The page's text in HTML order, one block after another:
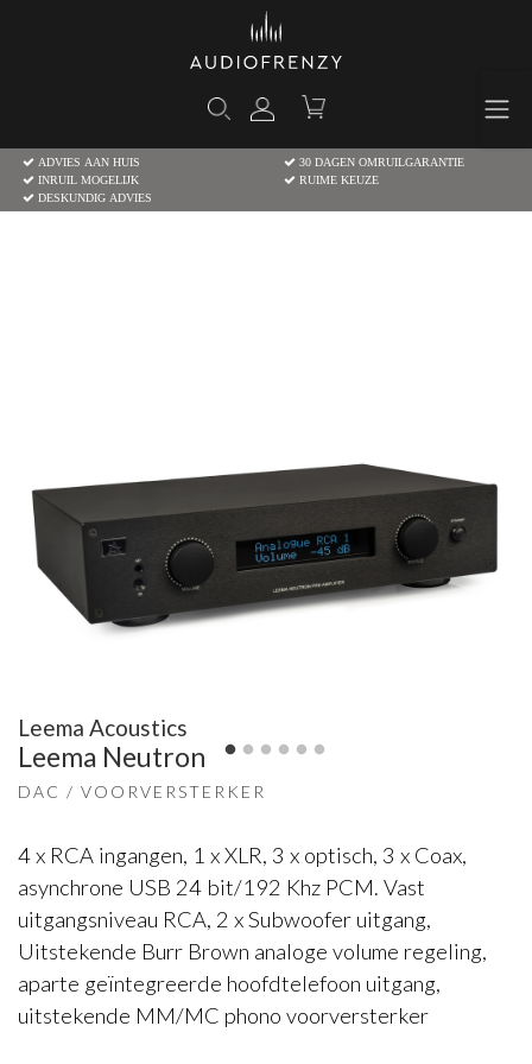
ADVIES AAN HUIS
30 DAGEN OMRUILGARANTIE
INRUIL MOGELIJK
RUIME KEUZE
DESKUNDIG ADVIES
Leema Acoustics
Leema Neutron
DAC / VOORVERSTERKER
4 x RCA ingangen, 1 x XLR, 3 x optisch, 3 x Coax,
asynchrone USB 24 bit/192 Khz PCM. Vast
uitgangsniveau RCA, 2 x Subwoofer uitgang,
Uitstekende Burr Brown analoge volume regeling,
aparte geïntegreerde hoofdtelefoon uitgang,
uitstekende MM/MC phono voorversterker